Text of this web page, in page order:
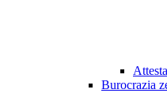
Burocrazia